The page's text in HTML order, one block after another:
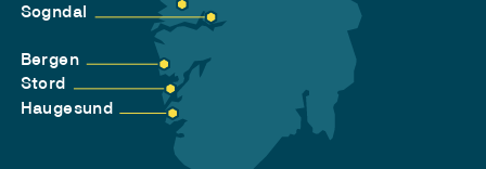
Sogndal
Bergen
Stord
Haugesund